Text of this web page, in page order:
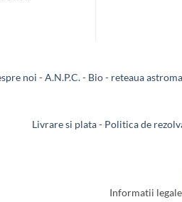
noi -A.N.P.C.- Bio- reteaua
Livrare si plata- Politica de
Informatii